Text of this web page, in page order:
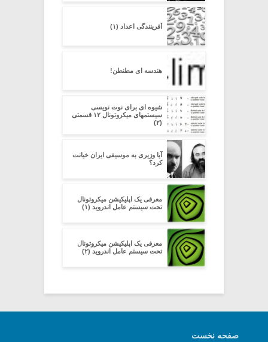
آفرینندگی اعداد (۱)
هندسه ای مطنطن!
شیوه ای برای نوت نویسی
سیستمهای میکروتونال ۱۲ قسمتی
(۲)
آیا وزیری به موسیقی ایران خیانت
کرد؟
معرفی یک اپلیکیشن میکروتونال
تحت سیستم عامل اندروید (۱)
معرفی یک اپلیکیشن میکروتونال
تحت سیستم عامل اندروید (۲)
صفحه نخست